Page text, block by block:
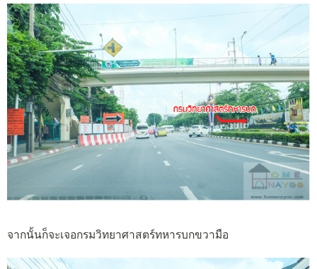
จากนั้นก็จะเจอกรมวิทยาศาสตร์ทหารบกขวามือ